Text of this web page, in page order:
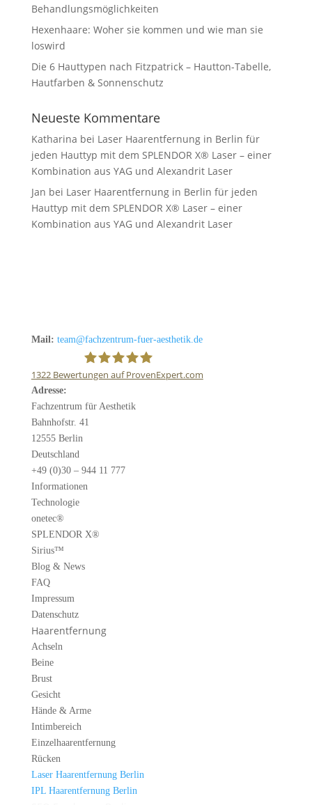
Behandlungsmöglichkeiten
Hexenhaare: Woher sie kommen und wie man sie
loswird
Die 6 Hauttypen nach Fitzpatrick – Hautton-Tabelle,
Hautfarben & Sonnenschutz
Neueste Kommentare
Katharina bei Laser Haarentfernung in Berlin für
jeden Hauttyp mit dem SPLENDOR X® Laser – einer
Kombination aus YAG und Alexandrit Laser
Jan bei Laser Haarentfernung in Berlin für jeden
Hauttyp mit dem SPLENDOR X® Laser – einer
Kombination aus YAG und Alexandrit Laser
Mail: team@fachzentrum-fuer-aesthetik.de
Fachzentrum für Ästhetik
1322Bewertungen auf ProvenExpert.com
Adresse:
Fachzentrum für Aesthetik
Bahnhofstr. 41
12555 Berlin
Deutschland
+49 (0)30 – 944 11 777
Informationen
Technologie
onetec®
SPLENDOR X®
Sirius™
Blog & News
FAQ
Impressum
Datenschutz
Haarentfernung
Achseln
Beine
Brust
Gesicht
Hände & Arme
Intimbereich
Einzelhaarentfernung
Rücken
Laser Haarentfernung Berlin
IPL Haarentfernung Berlin